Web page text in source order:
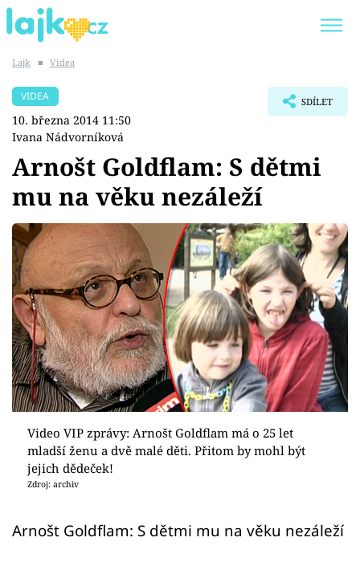
SHOPAHOLICADEL
Témata
Showbyznys
Youtubeři
Virály
Sex a vztahy
Videa
Sledujte prima+
Přihlášení
Lajk ■ Videa
VIDEA
10. března 2014 11:50
Ivana Nádvorníková
SDÍLET
Arnošt Goldflam: S dětmi
mu na věku nezáleží
Video VIP zprávy: Arnošt Goldflam má o 25 let
mladší ženu a dvě malé děti. Přitom by mohl být
jejich dědeček!
Zdroj: archiv
Arnošt Goldflam: S dětmi mu na věku nezáleží